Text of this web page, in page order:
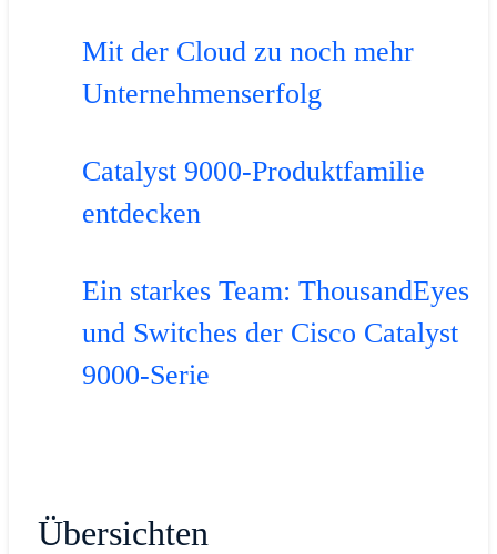
Mit der Cloud zu noch mehr
Unternehmenserfolg
Catalyst 9000-Produktfamilie
entdecken
Ein starkes Team: ThousandEyes
und Switches der Cisco Catalyst
9000-Serie
Übersichten